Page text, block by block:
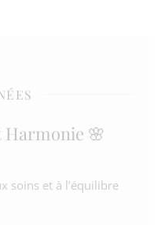
🌸
soins et à l’équilibre